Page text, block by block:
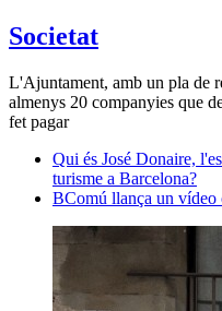
Societat
L'Ajuntament, amb un pla de
almenys 20 companyies que
fet pagar
Qui és José Donaire,
turisme a Barcelona?
BComú llança un vídeo